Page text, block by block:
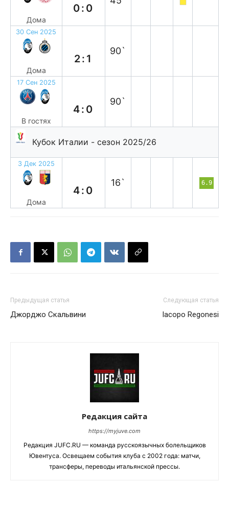
Дома
0:0
30 Сен 2025
Дома
2:1
90`
17 Сен 2025
В гостях
4:0
90`
Кубок Италии - сезон 2025/26
3 Дек 2025
Дома
4:0
16` 6.9
Предыдущая статья
Джорджо Скальвини
Следующая статья
Iacopo Regonesi
Редакция сайта
https://myjuve.com
Редакция JUFC.RU — команда русскоязычных болельщиков
Ювентуса. Освещаем события клуба с 2002 года: матчи,
трансферы, переводы итальянской прессы.